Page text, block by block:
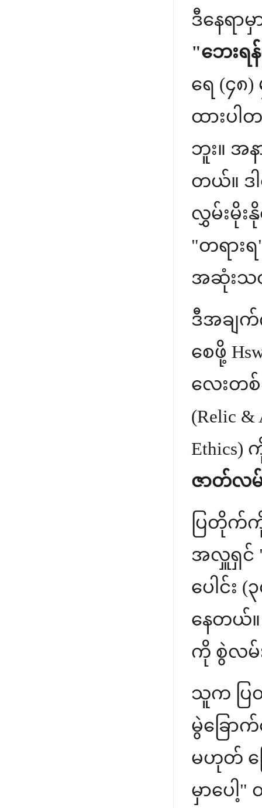
ဒီနေရာ
"ဘေးရ
ရေ (၄၈
ထားပ
ဘူး။ အန
တယ်။ ဒ
လွှမ်းမိုး
"တရား
အဆုံးသ
ဒီအချ
စေဖို့
လေးတစ်
(Relic &
ဇာတ်လ
ပြတိုက်
အလှူရှင်
ပေါင်း
နေတယ်။
ကို စွဲလမ်
သူက ပြ
မွဲခြော
မဟုတ် က
မှာပေါ့"